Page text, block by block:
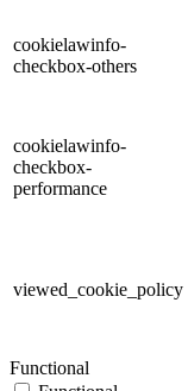
cookielawinfo-
checkbox-others
cookielawinfo-
checkbox-
performance
viewed_cookie_policy
Functional